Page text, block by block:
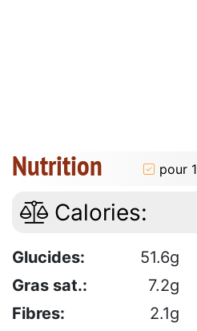
Nutrition pour
Calories:
Glucides: 51.6g
Gras sat.:
7.2g
Fibres:
2.1g